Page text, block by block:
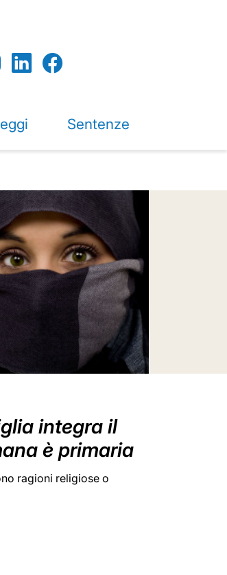
Sentenze
integra il
è primaria
ragioni religiose o